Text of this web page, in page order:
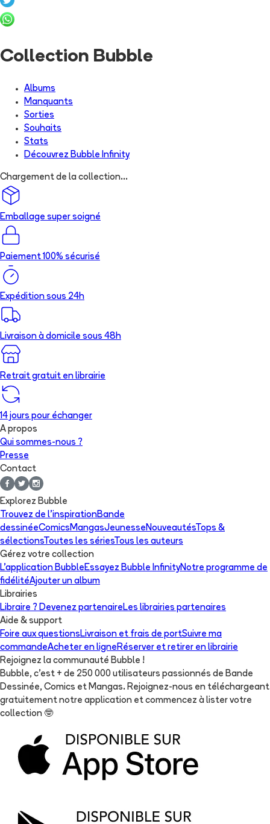
Collection Bubble
Albums
Manquants
Sorties
Souhaits
Stats
Découvrez Bubble Infinity
Chargement de la collection...
Emballage super soigné
Paiement 100% sécurisé
Expédition sous 24h
Livraison à domicile sous 48h
Retrait gratuit en librairie
14 jours pour échanger
A propos
Qui sommes-nous ?
Presse
Contact
Explorez Bubble
Trouvez de l'inspirationBande
dessinéeComicsMangasJeunesseNouveautésTops &
sélectionsToutes les sériesTous les auteurs
Gérez votre collection
L'application BubbleEssayez Bubble InfinityNotre programme de
fidélitéAjouter un album
Librairies
Libraire ? Devenez partenaireLes librairies partenaires
Aide & support
Foire aux questionsLivraison et frais de portSuivre ma
commandeAcheter en ligneRéserver et retirer en librairie
Rejoignez la communauté Bubble !
Bubble, c'est + de 250 000 utilisateurs passionnés de Bande
Dessinée, Comics et Mangas. Rejoignez-nous en téléchargeant
gratuitement notre application et commencez à lister votre
collection 🤓